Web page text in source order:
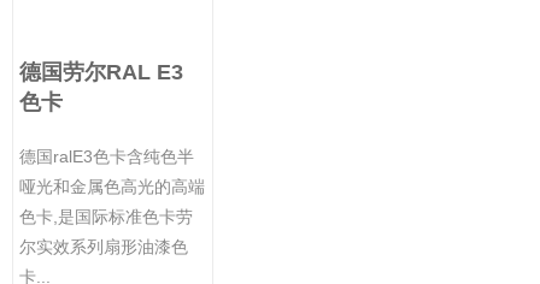
德国劳尔RAL E3
色卡
德国ralE3色卡含纯色半
哑光和金属色高光的高端
色卡,是国际标准色卡劳
尔实效系列扇形油漆色
卡...